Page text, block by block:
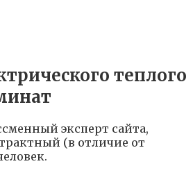
теплого
эксперт сайта,
(в отличие от